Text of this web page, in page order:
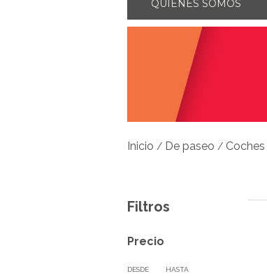
QUIENES SOMOS
Inicio / De paseo / Coches
Filtros
Precio
DESDE HASTA